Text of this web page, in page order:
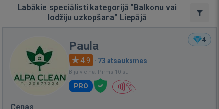
Labākie speciālisti kategorijā "Balkonu vai
lodžiju uzkopšana" Liepājā
4
Paula
4.9 · 73 atsauksmes
Bija vietnē: Pirms 10 st.
PRO
Cenas